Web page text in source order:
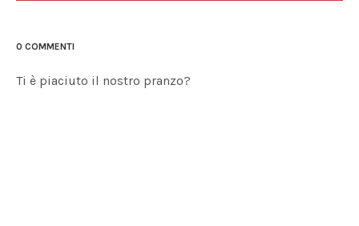
0 COMMENTI
Ti è piaciuto il nostro pranzo?